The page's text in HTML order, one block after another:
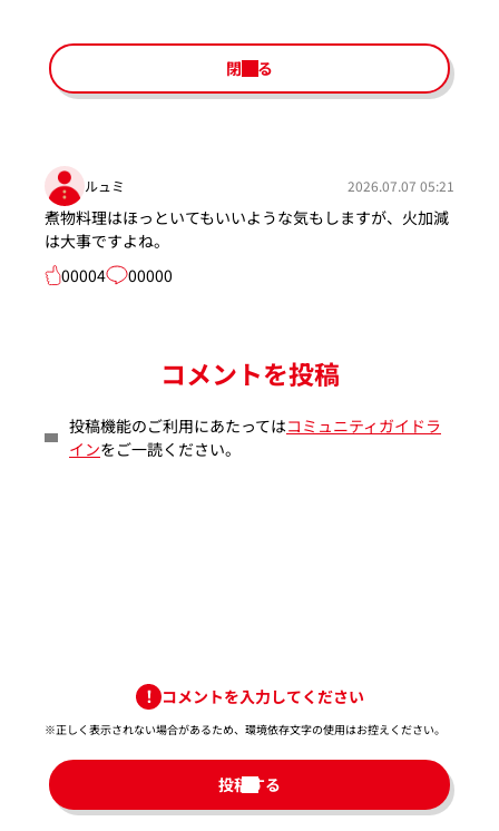
閉じる
ルュミ 2026.07.07 05:21
煮物料理はほっといてもいいような気もしますが、火加減
は大事ですよね。
00004
00000
コメントを投稿
投稿機能のご利用にあたってはコミュニティガイドラ
インをご一読ください。
コメントを入力してください
※正しく表示されない場合があるため、環境依存文字の使用はお控えください。​
投稿する